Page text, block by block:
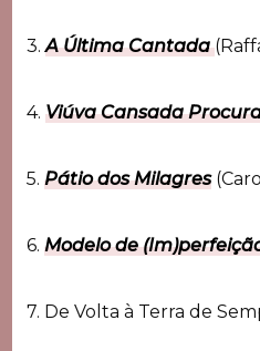
3.A Última Cantada
4. Viúva Cansada
5. Pátio dos Milagres
6. Modelo de
7. De Volta à Terra de